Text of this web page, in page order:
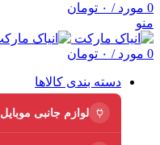
0 مورد / ۰ تومان
منو
0 مورد / ۰ تومان
دسته بندی کالاها
لوازم جانبی موبایل